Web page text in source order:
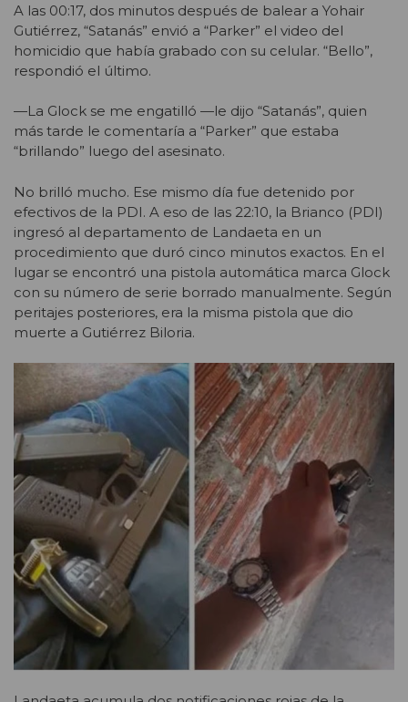
A las 00:17, dos minutos después de balear a Yohair
Gutiérrez, “Satanás” envió a “Parker” el video del
homicidio que había grabado con su celular. “Bello”,
respondió el último.
—La Glock se me engatilló —le dijo “Satanás”, quien
más tarde le comentaría a “Parker” que estaba
“brillando” luego del asesinato.
No brilló mucho. Ese mismo día fue detenido por
efectivos de la PDI. A eso de las 22:10, la Brianco (PDI)
ingresó al departamento de Landaeta en un
procedimiento que duró cinco minutos exactos. En el
lugar se encontró una pistola automática marca Glock
con su número de serie borrado manualmente. Según
peritajes posteriores, era la misma pistola que dio
muerte a Gutiérrez Biloria.